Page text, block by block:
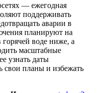
— ежегодная
поддерживать
аварии в
планируют на
горячей воде ниже, а
масштабные
узнать даты
свои планы и избежать